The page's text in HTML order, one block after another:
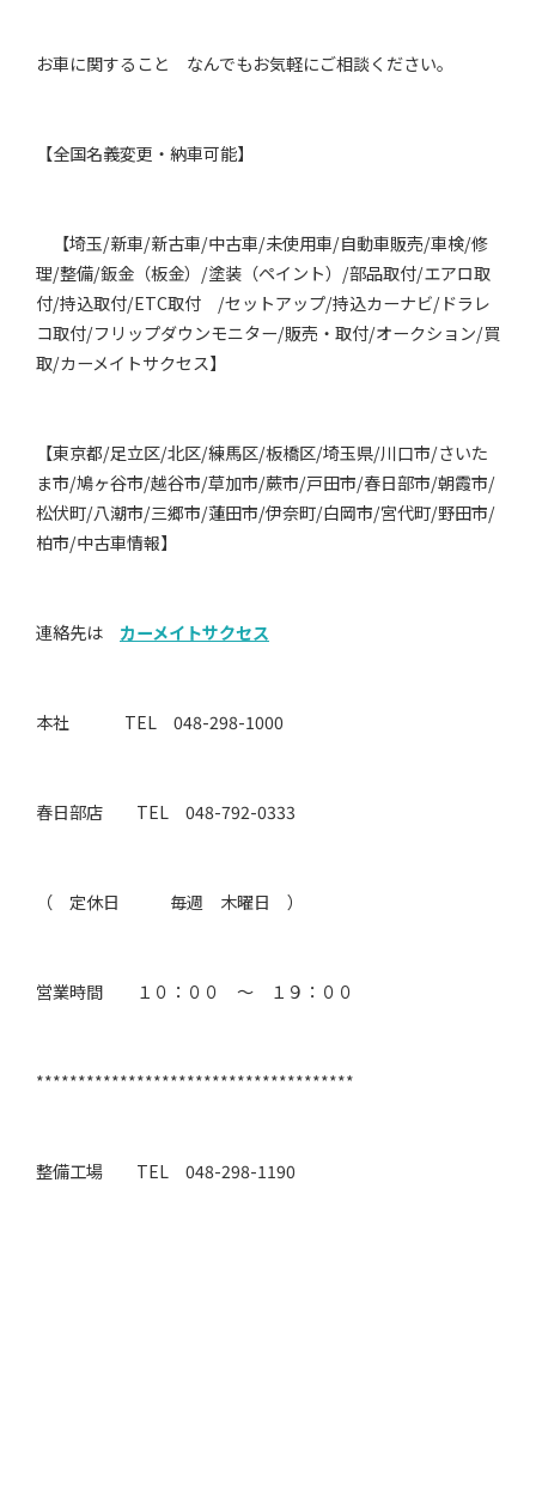
お車に関すること なんでもお気軽にご相談ください。
【全国名義変更・納車可能】
【埼玉/新車/新古車/中古車/未使用車/自動車販売/車検/修
理/整備/鈑金（板金）/塗装（ペイント）/部品取付/エアロ取
付/持込取付/ETC取付 /セットアップ/持込カーナビ/ドラレ
コ取付/フリップダウンモニター/販売・取付/オークション/買
取/カーメイトサクセス】
【東京都/足立区/北区/練馬区/板橋区/埼玉県/川口市/さいた
ま市/鳩ヶ谷市/越谷市/草加市/蕨市/戸田市/春日部市/朝霞市/
松伏町/八潮市/三郷市/蓮田市/伊奈町/白岡市/宮代町/野田市/
柏市/中古車情報】
連絡先は カーメイトサクセス
本社 TEL 048-298-1000
春日部店 TEL 048-792-0333
（ 定休日 毎週 木曜日 ）
営業時間 １０：００ ～ １９：００
**************************************
整備工場 TEL 048-298-1190